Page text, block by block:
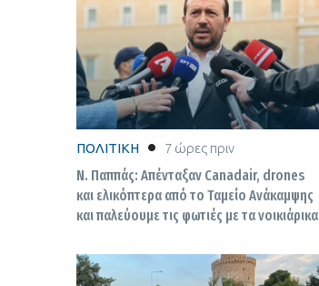
ΠΟΛΙΤΙΚΗ 7 ώρες πριν
Ν. Παππάς: Απένταξαν Canadair, drones
και ελικόπτερα από το Ταμείο Ανάκαμψης
και παλεύουμε τις φωτιές με τα νοικιάρικα